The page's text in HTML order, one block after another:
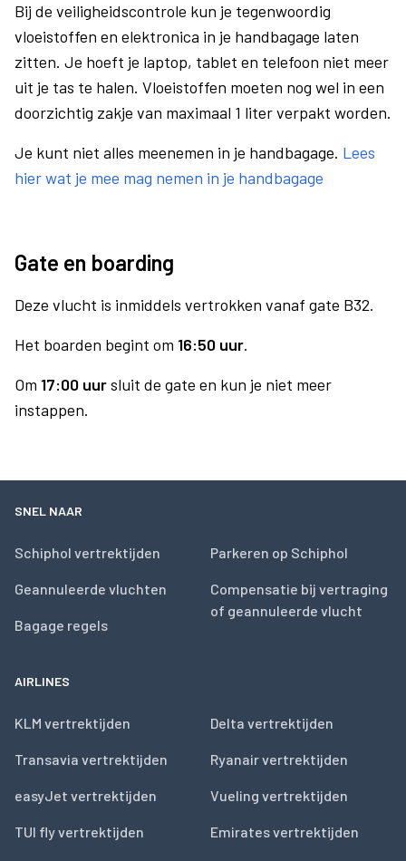
Bij de veiligheidscontrole kun je tegenwoordig
vloeistoffen en elektronica in je handbagage laten
zitten. Je hoeft je laptop, tablet en telefoon niet meer
uit je tas te halen. Vloeistoffen moeten nog wel in een
doorzichtig zakje van maximaal 1 liter verpakt worden.
Je kunt niet alles meenemen in je handbagage. Lees
hier wat je mee mag nemen in je handbagage
Gate en boarding
Deze vlucht is inmiddels vertrokken vanaf gate B32.
Het boarden begint om 16:50 uur.
Om 17:00 uursluit de gate en kun je niet meer
instappen.
SNEL NAAR
Schiphol vertrektijden
Geannuleerde vluchten
Bagage regels
Parkeren op Schiphol
Compensatie bij vertraging
of geannuleerde vlucht
AIRLINES
KLM vertrektijden
Transavia vertrektijden
easyJet vertrektijden
TUI fly vertrektijden
Delta vertrektijden
Ryanair vertrektijden
Vueling vertrektijden
Emirates vertrektijden